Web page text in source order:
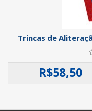
Trincas de
R$58,50